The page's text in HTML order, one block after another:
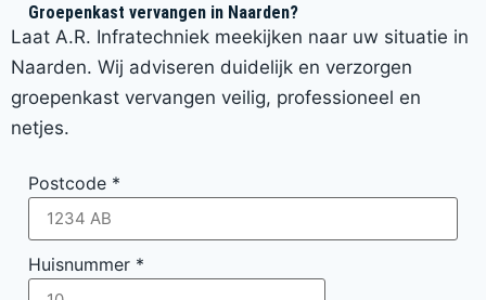
Groepenkast vervangen in Naarden?
Laat A.R. Infratechniek meekijken naar uw situatie in
Naarden. Wij adviseren duidelijk en verzorgen
groepenkast vervangen veilig, professioneel en
netjes.
Postcode *
Huisnummer *